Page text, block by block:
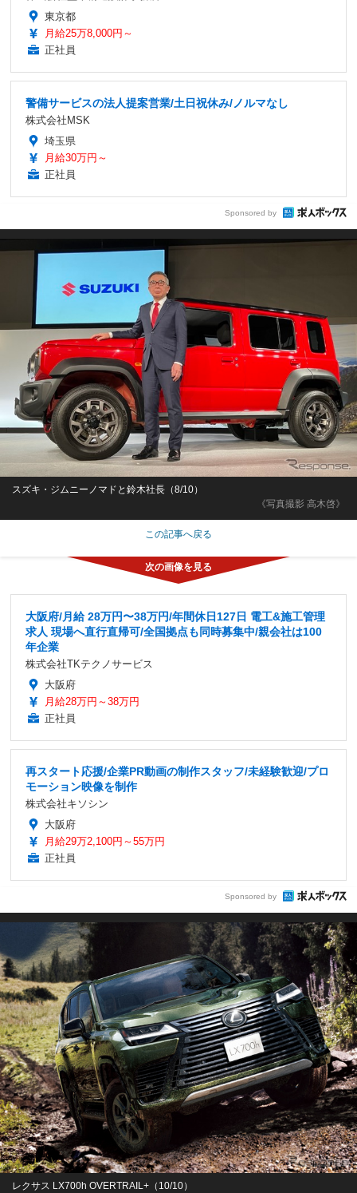
東京都
月給25万8,000円～
正社員
警備サービスの法人提案営業/土日祝休み/ノルマなし
株式会社MSK
埼玉県
月給30万円～
正社員
Sponsored by
《写真撮影 高木啓》
スズキ・ジムニーノマドと鈴木社長（8/10）
この記事へ戻る
大阪府/月給 28万円〜38万円/年間休日127日 電工&施工管理
求人 現場へ直行直帰可/全国拠点も同時募集中/親会社は100
年企業
株式会社TKテクノサービス
大阪府
月給28万円～38万円
正社員
再スタート応援/企業PR動画の制作スタッフ/未経験歓迎/プロ
モーション映像を制作
株式会社キソシン
大阪府
月給29万2,100円～55万円
正社員
Sponsored by
レクサス LX700h OVERTRAIL+（10/10）